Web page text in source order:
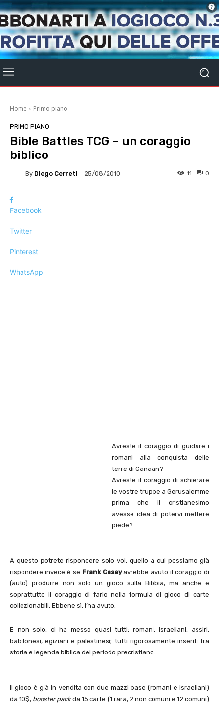
Home Primo piano
PRIMO PIANO
Bible Battles TCG – un coraggio
biblico
By Diego Cerreti 25/08/2010 0
11
Facebook
Twitter
Pinterest
WhatsApp
Avreste il coraggio di guidare i
romani alla conquista delle
terre di Canaan?
Avreste il coraggio di schierare
le vostre truppe a Gerusalemme
prima che il cristianesimo
avesse idea di potervi mettere
piede?
A questo potrete rispondere solo voi, quello a cui possiamo già
rispondere invece è se Frank Caseyavrebbe avuto il coraggio di
(auto) produrre non solo un gioco sulla Bibbia, ma anche e
soprattutto il coraggio di farlo nella formula di gioco di carte
collezionabili. Ebbene sì, l’ha avuto.
E non solo, ci ha messo quasi tutti: romani, israeliani, assiri,
babilonesi, egiziani e palestinesi; tutti rigorosamente inseriti tra
storia e legenda biblica del periodo precristiano.
Il gioco è già in vendita con due mazzi base (romani e israeliani)
da 10$, booster packda 15 carte (1 rara, 2 non comuni e 12 comuni)